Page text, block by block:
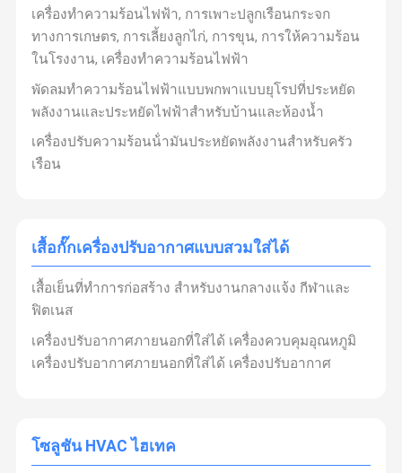
เครื่องทำความร้อนไฟฟ้า, การเพาะปลูกเรือนกระจก
ทางการเกษตร, การเลี้ยงลูกไก่, การขุน, การให้ความร้อน
ในโรงงาน, เครื่องทำความร้อนไฟฟ้า
พัดลมทำความร้อนไฟฟ้าแบบพกพาแบบยุโรปที่ประหยัด
พลังงานและประหยัดไฟฟ้าสำหรับบ้านและห้องน้ำ
เครื่องปรับความร้อนน้ํามันประหยัดพลังงานสําหรับครัว
เรือน
เสื้อกั๊กเครื่องปรับอากาศแบบสวมใส่ได้
เสื้อเย็นที่ทําการก่อสร้าง สําหรับงานกลางแจ้ง กีฬาและ
ฟิตเนส
เครื่องปรับอากาศภายนอกที่ใส่ได้ เครื่องควบคุมอุณหภูมิ
เครื่องปรับอากาศภายนอกที่ใส่ได้ เครื่องปรับอากาศ
โซลูชัน HVAC ไฮเทค